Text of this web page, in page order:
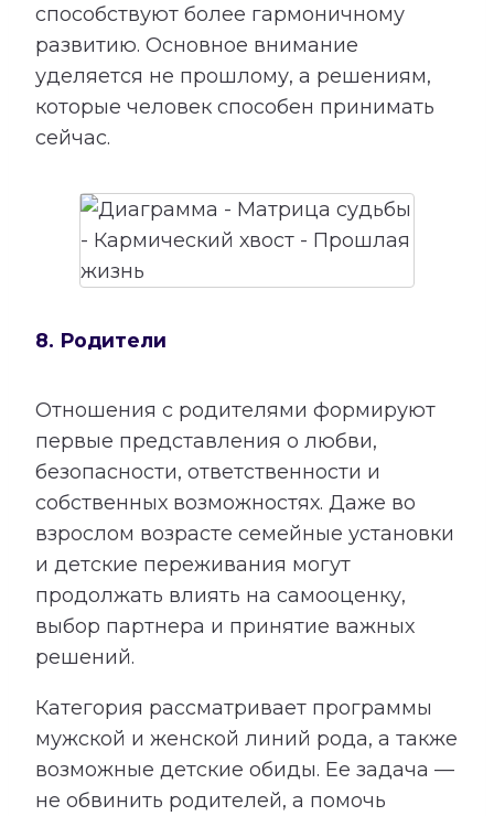
способствуют более гармоничному
развитию. Основное внимание
уделяется не прошлому, а решениям,
которые человек способен принимать
сейчас.
8. Родители
Отношения с родителями формируют
первые представления о любви,
безопасности, ответственности и
собственных возможностях. Даже во
взрослом возрасте семейные установки
и детские переживания могут
продолжать влиять на самооценку,
выбор партнера и принятие важных
решений.
Категория рассматривает программы
мужской и женской линий рода, а также
возможные детские обиды. Ее задача —
не обвинить родителей, а помочь